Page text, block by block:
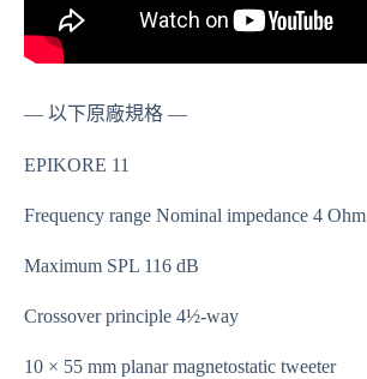
— 以下原廠規格 —
EPIKORE 11
Frequency range Nominal impedance 4 Ohm
Maximum SPL 116 dB
Crossover principle 4½-way
10 × 55 mm planar magnetostatic tweeter